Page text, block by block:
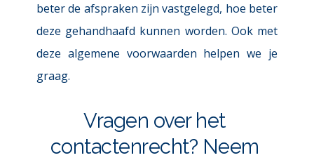
beter de afspraken zijn vastgelegd, hoe beter
deze gehandhaafd kunnen worden. Ook met
deze algemene voorwaarden helpen we je
graag.
Vragen over het
contactenrecht? Neem